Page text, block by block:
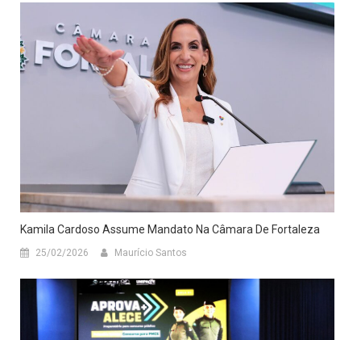
Kamila Cardoso Assume Mandato Na Câmara De Fortaleza
25/02/2026 Maurício Santos